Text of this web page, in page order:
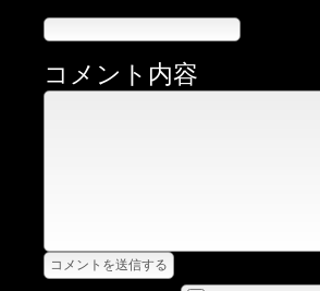
コメント内容